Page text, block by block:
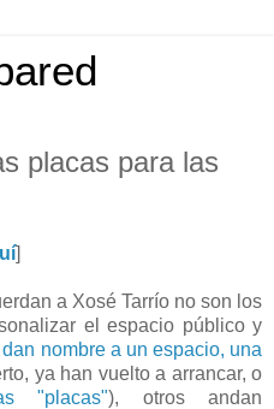
placas para las
]
a Xosé Tarrío no son los
el espacio público y
nombre a un espacio, una
ya han vuelto a arrancar, o
"placas"), otros andan